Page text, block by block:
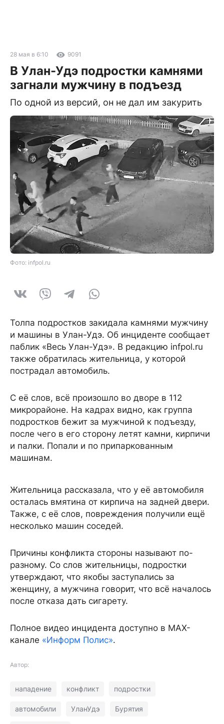
28 мая в 6:10 9091
В Улан-Удэ подростки камнями
загнали мужчину в подъезд
По одной из версий, он не дал им закурить
Фото: infpol.ru
Толпа подростков закидала камнями мужчину
и машины в Улан-Удэ. Об инциденте сообщает
паблик «Весь Улан-Удэ». В редакцию infpol.ru
также обратилась жительница, у которой
пострадал автомобиль.
С её слов, всё произошло во дворе в 112
микрорайоне. На кадрах видно, как группа
подростков бежит за мужчиной к подъезду,
после чего в его сторону летят камни, кирпичи
и палки. Попали и по припаркованным
машинам.
Жительница рассказала, что у её автомобиля
осталась вмятина от кирпича на задней двери.
Также, с её слов, повреждения получили ещё
несколько машин соседей.
Причины конфликта стороны называют по-
разному. Со слов жительницы, подростки
утверждают, что якобы заступались за
женщину, а мужчина говорит, что всё началось
после отказа дать сигарету.
Полное видео инцидента доступно в MAX-
канале «Информ Полис».
Автор:
нападение конфликт подростки
автомобили УланУдэ Бурятия